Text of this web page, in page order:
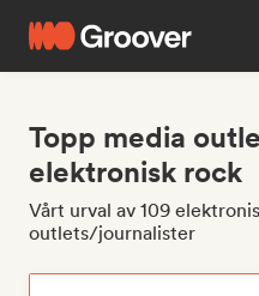
Topp media
elektronisk rock
Vårt urval av 109
outlets/journalister